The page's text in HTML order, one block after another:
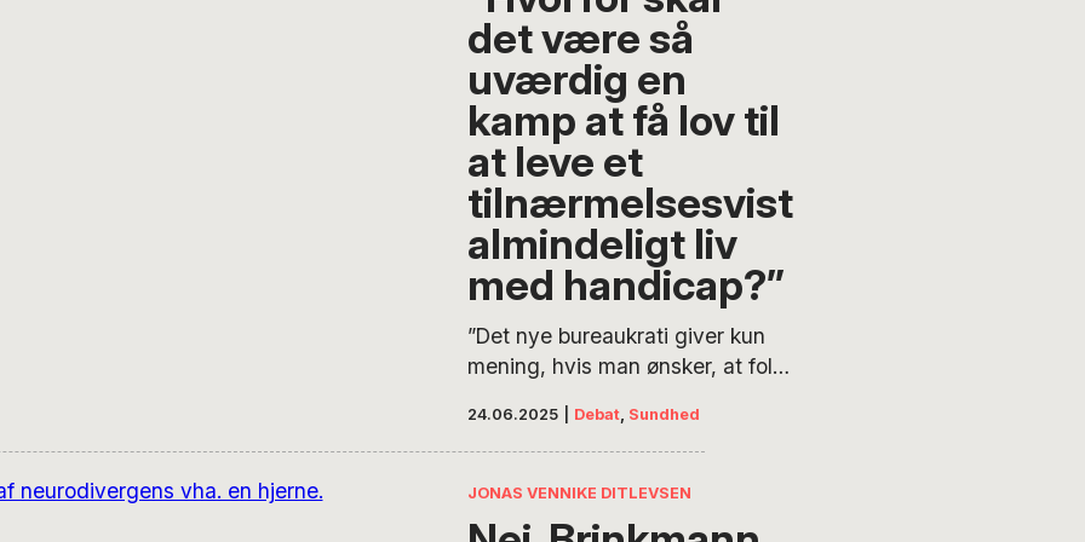
den verden, som vi lever i. Eller at
verden ikke længere er formateret
til mennesket.
det være så
uværdig en
kamp at få lov til
at leve et
tilnærmelsesvist
almindeligt liv
med handicap?”
”Det nye bureaukrati giver kun
mening, hvis man ønsker, at folk
det i denne kronik af Lisbeth
Riisager Henriksen. Med afsæt i
de nye regler for
24.06.2025 Debat, Sundhed
JONAS VENNIKE DITLEVSEN